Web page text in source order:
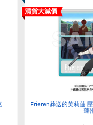
清貨大減價
Frieren葬送的芙莉蓮
蓮(